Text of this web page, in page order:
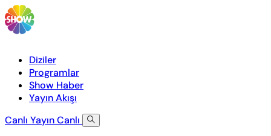
Diziler
Programlar
Show Haber
Yayın Akışı
Canlı YayınCanlı